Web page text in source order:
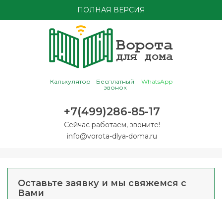
ПОЛНАЯ ВЕРСИЯ
Калькулятор
Бесплатный
звонок
WhatsApp
+7(499)286-85-17
Сейчас работаем, звоните!
info@vorota-dlya-doma.ru
Оставьте заявку и мы свяжемся с
Вами